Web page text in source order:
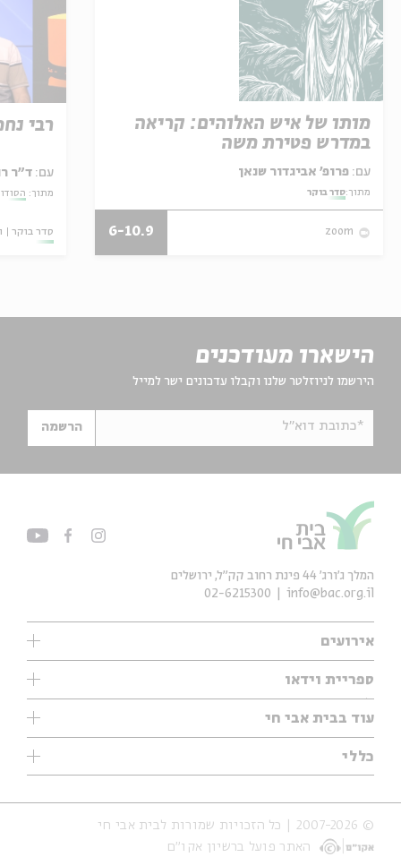
מותו של איש האלוהים: קריאה
במדרש פטירת משה
עם:
מתוך:סדר בוקר
zoom
6-10.9
רבי
עם: ד"ר
מתוך:
סדר בוקר
הישארו מעודכנים
הירשמו לניוזלטר שלנו וקבלו עדכונים ישר למייל
*כתובת דוא"ל הרשמה
אירועים
עיון
אנגלית
נוער
סדרות
אירועי עבר
אירועים בירושלים
ספריית וידאו
ילדים
מוזיקה
עיון
מיוחדים
עוד בבית אבי חי
תערוכות
מיוחדים
כללי
אודות
הצהרת נגישות
תנאי שימוש והצהרת פרטיות
המלך ג'ורג' 44 פינת רחוב קק״ל, ירושלים
info@bac.org.il
02-6215300
© 2007-2026 | כל הזכויות שמורות לבית אבי חי
האתר פועל ברשיון אקו״ם